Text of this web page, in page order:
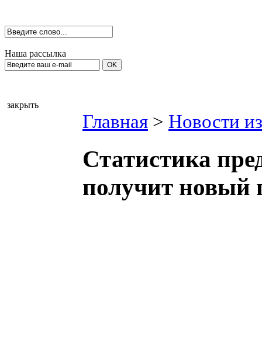
Наша рассылка
закрыть
Главная > Новости
Статистика
получит новый